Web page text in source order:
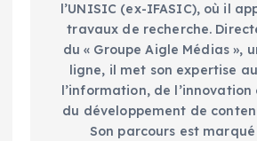
l’UNISIC (ex-IFASIC), où il
travaux de recherche.
du « Groupe Aigle Médias »,
ligne, il met son expertise
l’information, de
du développement de
Son parcours est